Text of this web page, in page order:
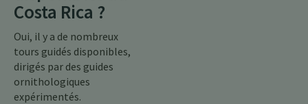
Costa Rica ?
Oui, il y a de nombreux
tours guidés disponibles,
dirigés par des guides
ornithologiques
expérimentés.